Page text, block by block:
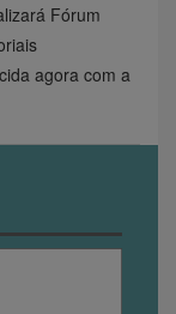
Fórum
agora com a